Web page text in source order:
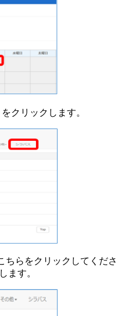
クリックします。
ちらをクリックしてくださ
ます。